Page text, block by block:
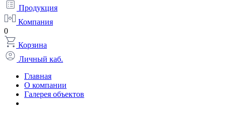
Продукция
Компания
0
Корзина
Личный каб.
Главная
О компании
Галерея объектов